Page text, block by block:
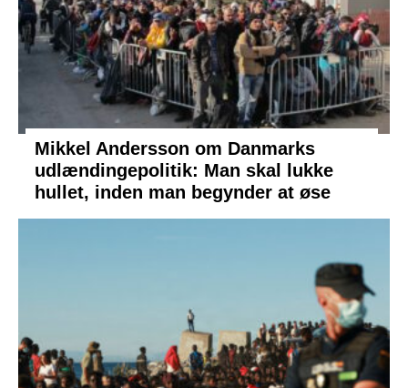
Mikkel Andersson om Danmarks
udlændingepolitik: Man skal lukke
hullet, inden man begynder at øse